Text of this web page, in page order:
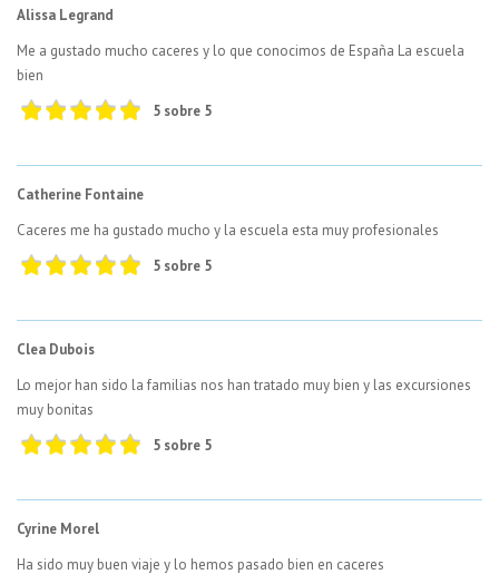
Alissa Legrand
Me a gustado mucho caceres y lo que conocimos de España La escuela
bien
5 sobre 5
Catherine Fontaine
Caceres me ha gustado mucho y la escuela esta muy profesionales
5 sobre 5
Clea Dubois
Lo mejor han sido la familias nos han tratado muy bien y las excursiones
muy bonitas
5 sobre 5
Cyrine Morel
Ha sido muy buen viaje y lo hemos pasado bien en caceres